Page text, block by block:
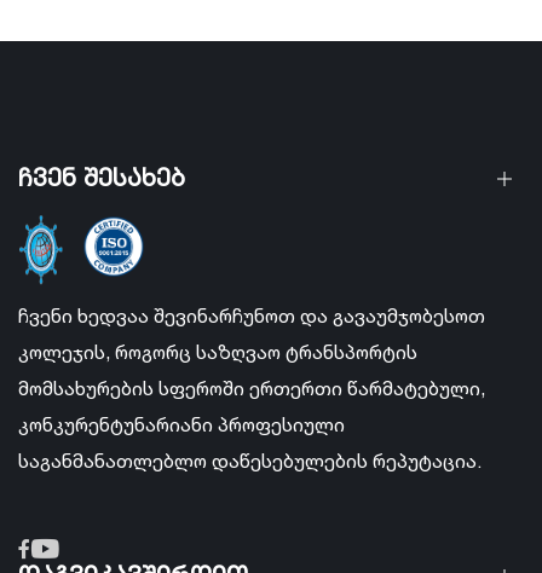
ჩვენ შესახებ
ჩვენი ხედვაა შევინარჩუნოთ და გავაუმჯობესოთ
კოლეჯის, როგორც საზღვაო ტრანსპორტის
მომსახურების სფეროში ერთერთი წარმატებული,
კონკურენტუნარიანი პროფესიული
საგანმანათლებლო დაწესებულების რეპუტაცია.